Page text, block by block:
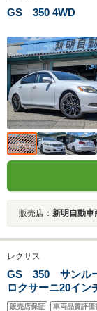
GS 350 4WD
販売店： 新明自動車
レクサス
GS 350 サンル
ロクサーニ20イ
コントロール
販売店保証 車両品質評価